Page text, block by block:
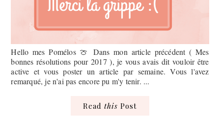
Hello mes Pomélos 🍈 Dans mon article précédent ( Mes
bonnes résolutions pour 2017 ), je vous avais dit vouloir être
active et vous poster un article par semaine. Vous l'avez
remarqué, je n'ai pas encore pu m'y tenir. ...
Read this Post